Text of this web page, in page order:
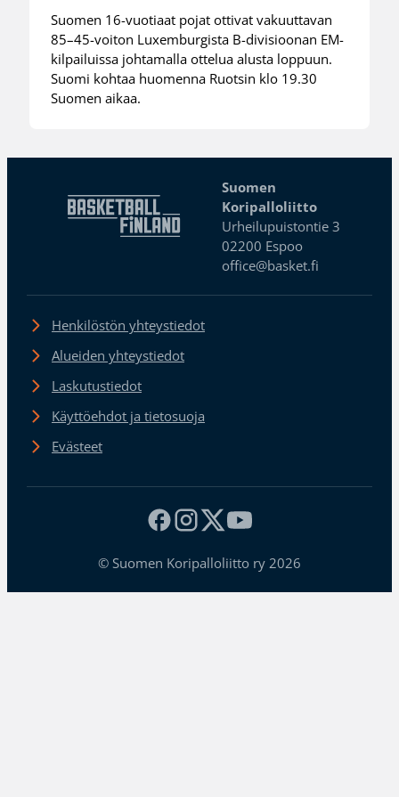
Suomen 16-vuotiaat pojat ottivat vakuuttavan
85–45-voiton Luxemburgista B-divisioonan EM-
kilpailuissa johtamalla ottelua alusta loppuun.
Suomi kohtaa huomenna Ruotsin klo 19.30
Suomen aikaa.
Suomen
Koripalloliitto
Urheilupuistontie 3
02200 Espoo
office@basket.fi
Henkilöstön yhteystiedot
Alueiden yhteystiedot
Laskutustiedot
Käyttöehdot ja tietosuoja
Evästeet
© Suomen Koripalloliitto ry 2026